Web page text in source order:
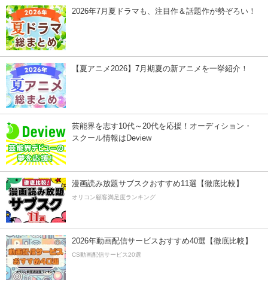
2026年7月夏ドラマも、注目作＆話題作が勢ぞろい！
【夏アニメ2026】7月期夏の新アニメを一挙紹介！
芸能界を志す10代～20代を応援！オーディション・
スクール情報はDeview
漫画読み放題サブスクおすすめ11選【徹底比較】
オリコン顧客満足度ランキング
2026年動画配信サービスおすすめ40選【徹底比較】
CS動画配信サービス20選